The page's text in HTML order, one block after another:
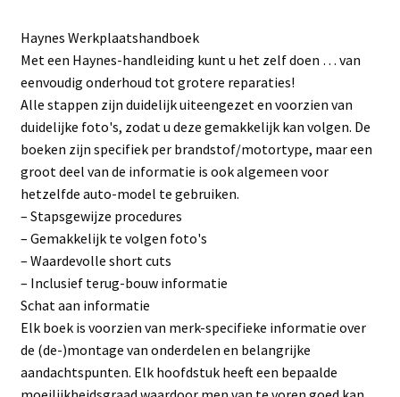
Haynes Werkplaatshandboek
Met een Haynes-handleiding kunt u het zelf doen … van
eenvoudig onderhoud tot grotere reparaties!
Alle stappen zijn duidelijk uiteengezet en voorzien van
duidelijke foto's, zodat u deze gemakkelijk kan volgen. De
boeken zijn specifiek per brandstof/motortype, maar een
groot deel van de informatie is ook algemeen voor
hetzelfde auto-model te gebruiken.
– Stapsgewijze procedures
– Gemakkelijk te volgen foto's
– Waardevolle short cuts
– Inclusief terug-bouw informatie
Schat aan informatie
Elk boek is voorzien van merk-specifieke informatie over
de (de-)montage van onderdelen en belangrijke
aandachtspunten. Elk hoofdstuk heeft een bepaalde